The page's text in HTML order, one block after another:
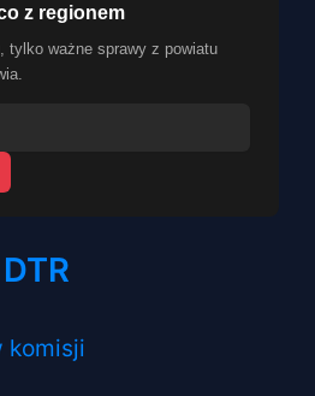
z regionem
tylko ważne sprawy z powiatu
komisji